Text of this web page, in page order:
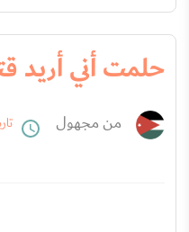
حلمت أني
من مجهول